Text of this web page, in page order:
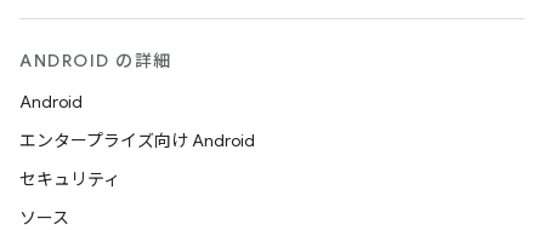
ANDROID の詳細
Android
エンタープライズ向け Android
セキュリティ
ソース